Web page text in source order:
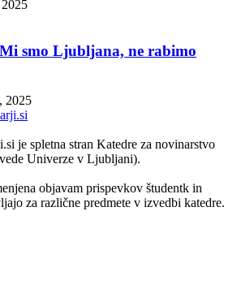
smo Ljubljana, ne rabimo
2025
je spletna stran Katedre za novinarstvo
Univerze v Ljubljani).
objavam prispevkov študentk in
za različne predmete v izvedbi katedre.